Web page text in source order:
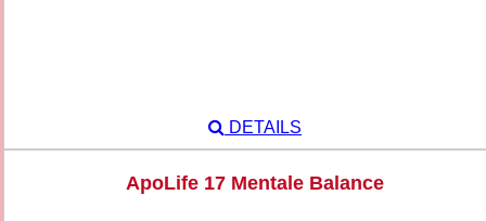
DETAILS
ApoLife 17 Mentale Balance